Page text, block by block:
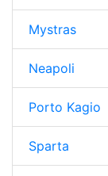
Mystras
Neapoli
Porto Kagio
Sparta